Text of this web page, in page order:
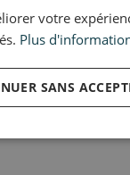
votre
Plus
SANS